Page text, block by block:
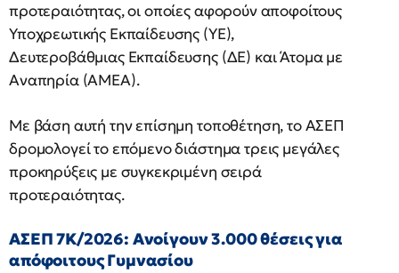
προτεραιότητας, οι οποίες αφορούν αποφοίτους
Υποχρεωτικής Εκπαίδευσης (ΥΕ),
Δευτεροβάθμιας Εκπαίδευσης (ΔΕ) και Άτομα με
Αναπηρία (ΑΜΕΑ).
Με βάση αυτή την επίσημη τοποθέτηση, το ΑΣΕΠ
δρομολογεί το επόμενο διάστημα τρεις μεγάλες
προκηρύξεις με συγκεκριμένη σειρά
προτεραιότητας.
ΑΣΕΠ 7Κ/2026: Ανοίγουν 3.000 θέσεις για
απόφοιτους Γυμνασίου